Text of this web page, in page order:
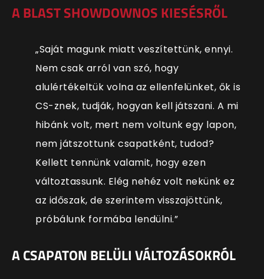
A BLAST SHOWDOWNOS KIESÉSRŐL
„Saját magunk miatt veszítettünk, ennyi.
Nem csak arról van szó, hogy
alulértékeltük volna az ellenfelünket, ők is
CS-znek, tudják, hogyan kell játszani. A mi
hibánk volt, mert nem voltunk egy lapon,
nem játszottunk csapatként, tudod?
Kellett tennünk valamit, hogy ezen
változtassunk. Elég nehéz volt nekünk ez
az időszak, de szerintem visszajöttünk,
próbálunk formába lendülni.”
A CSAPATON BELÜLI VÁLTOZÁSOKRÓL